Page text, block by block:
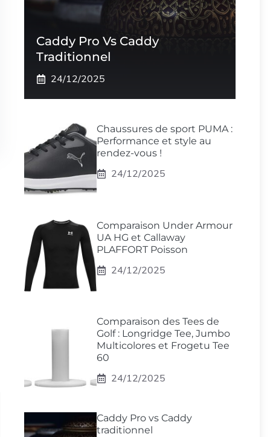
Caddy Pro Vs Caddy
Traditionnel
24/12/2025
Chaussures de sport PUMA :
Performance et style au
rendez-vous !
24/12/2025
Comparaison Under Armour
UA HG et Callaway
PLAFFORT Poisson
24/12/2025
Comparaison des Tees de
Golf : Longridge Tee, Jumbo
Multicolores et Frogetu Tee
60
24/12/2025
Caddy Pro vs Caddy
traditionnel